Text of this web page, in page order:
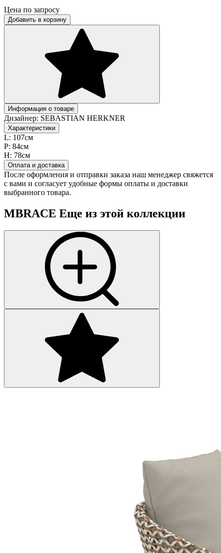
Цена по запросу
Добавить в корзину
Информация о товаре
Дизайнер: SEBASTIAN HERKNER
Характеристики
L: 107см
P: 84см
H: 78см
Оплата и доставка
После оформления и отправки заказа наш менеджер свяжется
с вами и согласует удобные формы оплаты и доставки
выбранного товара.
MBRACE Еще из этой коллекции